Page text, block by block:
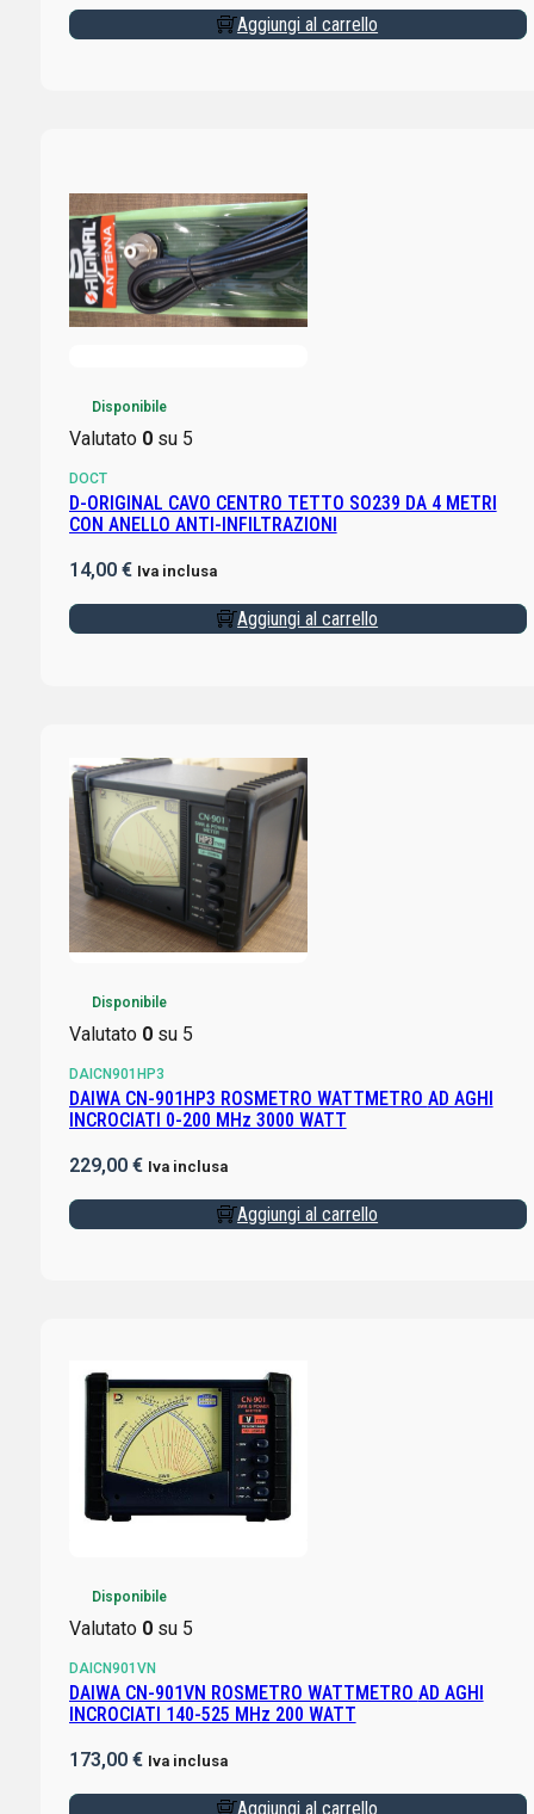
Aggiungi al carrello
Disponibile
Valutato 0su 5
DOCT
D-ORIGINAL CAVO CENTRO TETTO SO239 DA 4 METRI
CON ANELLO ANTI-INFILTRAZIONI
14,00 € Iva inclusa
Aggiungi al carrello
Disponibile
Valutato 0su 5
DAICN901HP3
DAIWA CN-901HP3 ROSMETRO WATTMETRO AD AGHI
INCROCIATI 0-200 MHz 3000 WATT
229,00 € Iva inclusa
Aggiungi al carrello
Disponibile
Valutato 0su 5
DAICN901VN
DAIWA CN-901VN ROSMETRO WATTMETRO AD AGHI
INCROCIATI 140-525 MHz 200 WATT
173,00 € Iva inclusa
Aggiungi al carrello